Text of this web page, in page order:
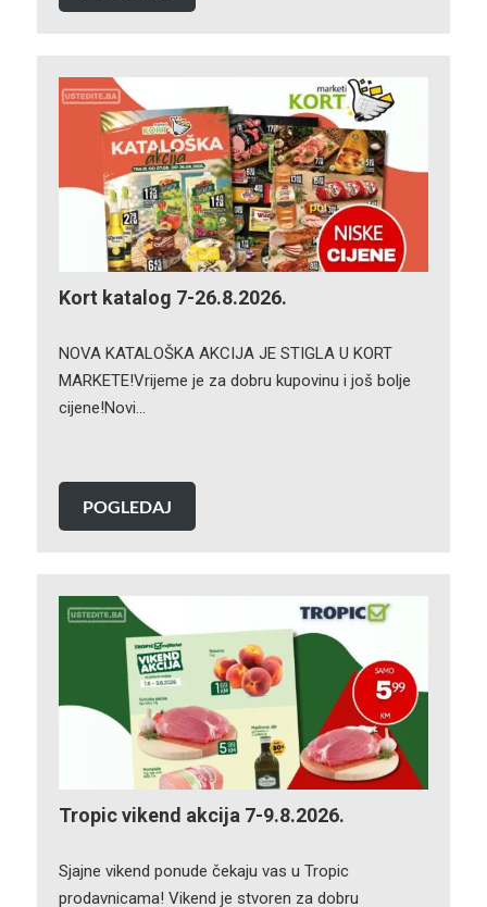
Kort katalog 7-26.8.2026.
NOVA KATALOŠKA AKCIJA JE STIGLA U KORT
MARKETE!Vrijeme je za dobru kupovinu i još bolje
cijene!Novi…
POGLEDAJ
Tropic vikend akcija 7-9.8.2026.
Sjajne vikend ponude čekaju vas u Tropic
prodavnicama! Vikend je stvoren za dobru